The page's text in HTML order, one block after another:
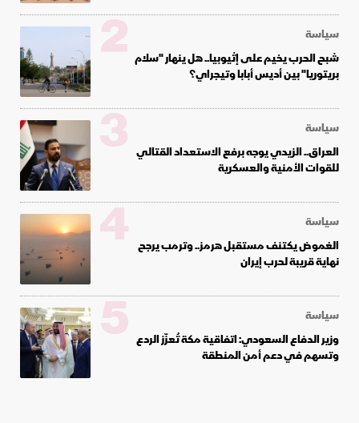
سياسة
شبح الحرب يخيم على إثيوبيا.. هل ينهار "سلام
بريتوريا" بين أديس أبابا وتيجراي؟
2
سياسة
العراق.. الزيدي يوجه برفع الاستعداد القتالي
للقوات الأمنية والعسكرية
3
سياسة
الغموض يكتنف مستقبل هرمز.. وترمب يرجح
نهاية قريبة لحرب إيران
4
سياسة
وزير الدفاع السعودي: اتفاقية مكة تُعزّز الردع
وتسهم في دعم أمن المنطقة
5